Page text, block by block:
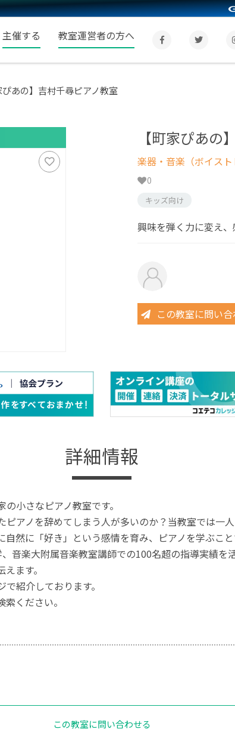
主催する 教室運営者の方へ
ぴあの】吉村千尋ピアノ教室
【町家ぴあの
楽器・音楽（ボイス
0
キッズ向け
興味を弾く力に変え
この教室に問い
詳細情報
小さなピアノ教室です。
アノを辞めてしまう人が多いのか？当教室では一
自然に「好き」という感情を育み、ピアノを学ぶこ
音楽大附属音楽教室講師での100名超の指導実績を
ます。
紹介しております。
索ください。
この教室に問い合わせる